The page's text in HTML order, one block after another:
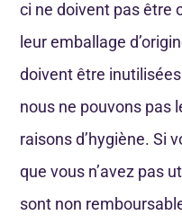
ci ne doivent pas être
leur emballage
doivent être
nous ne pouvons pas
raisons d’hygiène. Si
que vous n’avez pas
sont non